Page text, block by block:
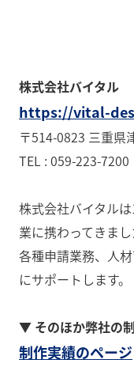
株式会社バイタル
https://vital-
〒514-0823 三重県
TEL : 059-223-7200
株式会社バイタル
業に携わってきま
各種申請業務、人
にサポートします。
▼ そのほか弊社の
制作実績のページ